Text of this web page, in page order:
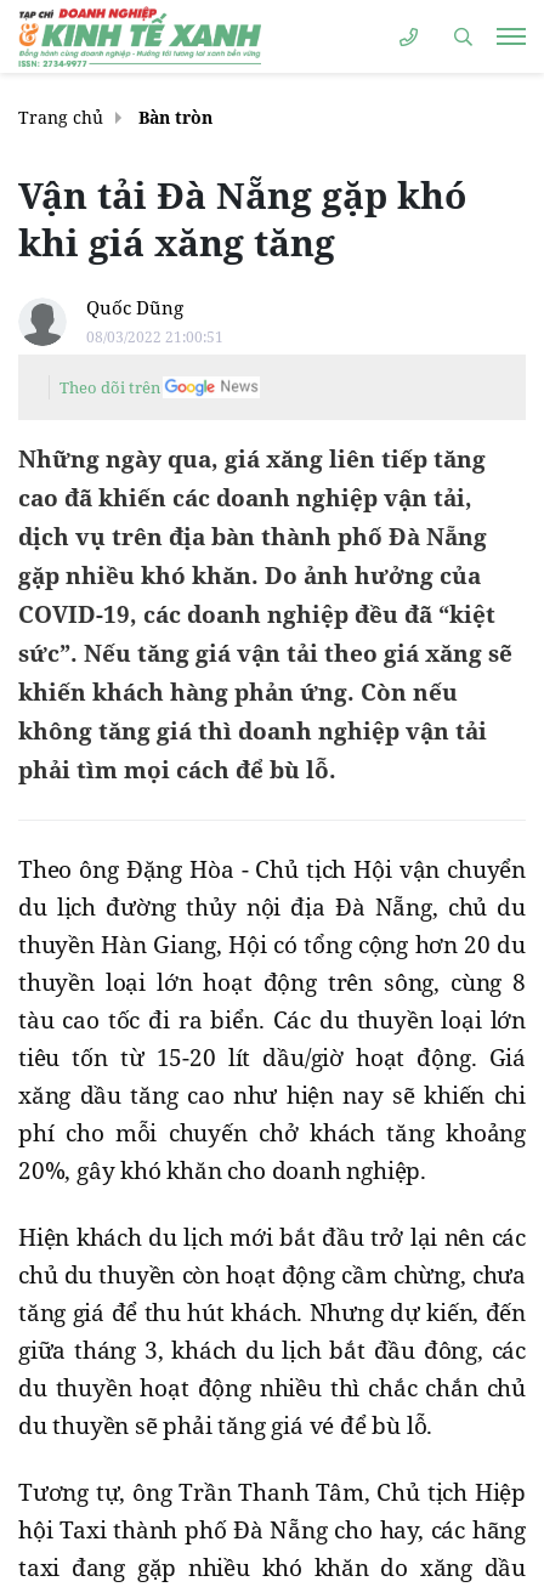
Trang chủ Bàn tròn
Vận tải Đà Nẵng gặp khó
khi giá xăng tăng
Quốc Dũng
08/03/2022 21:00:51
Theo dõi trên
Những ngày qua, giá xăng liên tiếp tăng
cao đã khiến các doanh nghiệp vận tải,
dịch vụ trên địa bàn thành phố Đà Nẵng
gặp nhiều khó khăn. Do ảnh hưởng của
COVID-19, các doanh nghiệp đều đã “kiệt
sức”. Nếu tăng giá vận tải theo giá xăng sẽ
khiến khách hàng phản ứng. Còn nếu
không tăng giá thì doanh nghiệp vận tải
phải tìm mọi cách để bù lỗ.
Theo ông Đặng Hòa - Chủ tịch Hội vận chuyển
du lịch đường thủy nội địa Đà Nẵng, chủ du
thuyền Hàn Giang, Hội có tổng cộng hơn 20 du
thuyền loại lớn hoạt động trên sông, cùng 8
tàu cao tốc đi ra biển. Các du thuyền loại lớn
tiêu tốn từ 15-20 lít dầu/giờ hoạt động. Giá
xăng dầu tăng cao như hiện nay sẽ khiến chi
phí cho mỗi chuyến chở khách tăng khoảng
20%, gây khó khăn cho doanh nghiệp.
Hiện khách du lịch mới bắt đầu trở lại nên các
chủ du thuyền còn hoạt động cầm chừng, chưa
tăng giá để thu hút khách. Nhưng dự kiến, đến
giữa tháng 3, khách du lịch bắt đầu đông, các
du thuyền hoạt động nhiều thì chắc chắn chủ
du thuyền sẽ phải tăng giá vé để bù lỗ.
Tương tự, ông Trần Thanh Tâm, Chủ tịch Hiệp
hội Taxi thành phố Đà Nẵng cho hay, các hãng
taxi đang gặp nhiều khó khăn do xăng dầu